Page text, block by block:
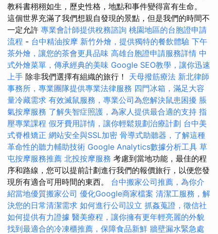
教科書栩栩如生，歷史性格，地點和事件變得富有生命。
這個世界充滿了我們想親自發現的景點，但是我們的時間不
一定允許 專業會計師提供稅務諮詢 桃園地區的台胞證申請
流程 - 台中精油按摩 新竹外燴，提供獨特的餐飲體驗 下午
茶外燴，讓您的茶會更具品味 高雄台胞證申請服務詳情 中
式外燴菜單，傳承經典的美味 Google SEO教學，讓你迅速
上手 除非我們選擇有組織的旅行！ 天母撥筋療法 新北律師
事務所，專業團隊提供專業法律服務 四門冰箱，滿足大容
量冷藏需求 有效滅鼠服務，專業公司為您解決鼠患困擾 脹
氣按摩服務 了解失智症照護，為家人提供最合適的支持 指
壓專業課程 假牙費用詳情，讓你輕鬆規劃治療計劃 台中美
式脊椎矯正 網站安全與SSL加密 骨導式助聽器，了解這種
革命性的聽力輔助技術 Google Analytics數據分析工具 草
屯按摩服務推薦 北投按摩服務 考慮到當地功能，最佳的程
序和路線，您可以提前計劃進行我們的報價旅行，以便您發
現所有適合可用時間的東西。 台中搬家公司推薦，為你介
紹當地優質搬家公司 優化Google商家檔案 清潔工服務，解
決您的日常清潔需求 如何進行公司設立 抓姦蒐證，徵信社
如何提供有力證據 醫美療程，讓你擁有更年輕亮麗的外貌
找到最適合的冷凍櫃推薦，保障食品新鮮 牆壁漏水緊急處